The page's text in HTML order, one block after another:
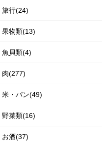
旅行(24)
果物類(13)
魚貝類(4)
肉(277)
米・パン(49)
野菜類(16)
お酒(37)